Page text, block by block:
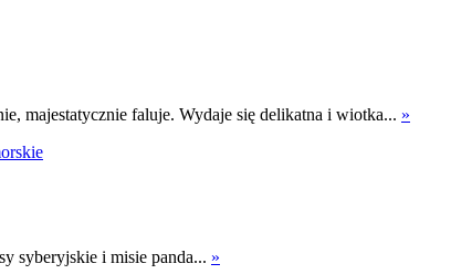
majestatycznie faluje. Wydaje się delikatna i wiotka... »
syberyjskie i misie panda... »